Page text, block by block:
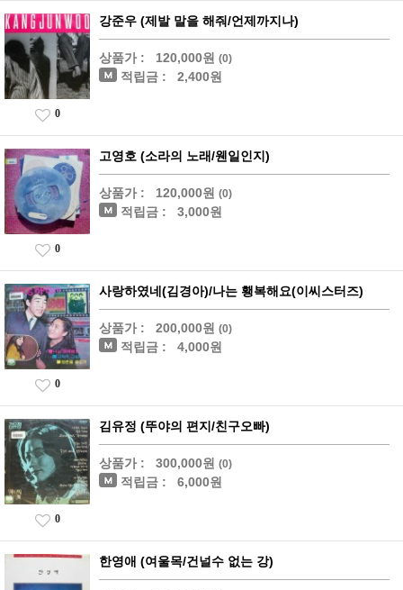
강준우 (제발 말을 해줘/언제까지나)
상품가 : 120,000원 (0)
적립금 : 2,400원
0
고영호 (소라의 노래/웬일인지)
상품가 : 120,000원 (0)
적립금 : 3,000원
0
사랑하였네(김경아)/나는 횅복해요(이씨스터즈)
상품가 : 200,000원 (0)
적립금 : 4,000원
0
김유정 (뚜야의 편지/친구오빠)
상품가 : 300,000원 (0)
적립금 : 6,000원
0
한영애 (여울목/건널수 없는 강)